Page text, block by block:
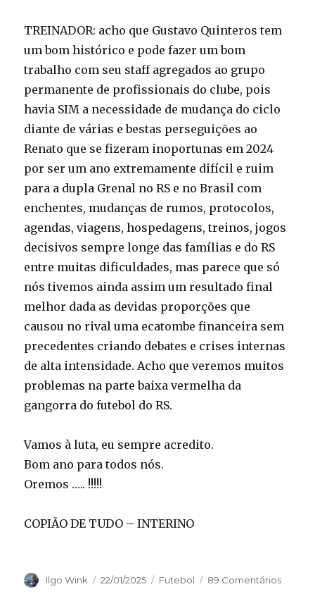
TREINADOR: acho que Gustavo Quinteros tem
um bom histórico e pode fazer um bom
trabalho com seu staff agregados ao grupo
permanente de profissionais do clube, pois
havia SIM a necessidade de mudança do ciclo
diante de várias e bestas perseguições ao
Renato que se fizeram inoportunas em 2024
por ser um ano extremamente difícil e ruim
para a dupla Grenal no RS e no Brasil com
enchentes, mudanças de rumos, protocolos,
agendas, viagens, hospedagens, treinos, jogos
decisivos sempre longe das famílias e do RS
entre muitas dificuldades, mas parece que só
nós tivemos ainda assim um resultado final
melhor dada as devidas proporções que
causou no rival uma ecatombe financeira sem
precedentes criando debates e crises internas
de alta intensidade. Acho que veremos muitos
problemas na parte baixa vermelha da
gangorra do futebol do RS.
Vamos à luta, eu sempre acredito.
Bom ano para todos nós.
Oremos ….. !!!!!
COPIÃO DE TUDO – INTERINO
Autor
Ilgo Wink
Publicado
22/01/2025 Categorias
Futebol 89 Comentários